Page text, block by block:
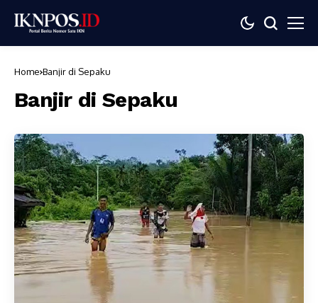
Home Banjir di Sepaku
Banjir di Sepaku